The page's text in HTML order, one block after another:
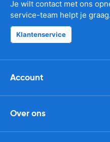
Je wilt contact met ons
service-team helpt je graag.
Klantenservice
Account
Over ons